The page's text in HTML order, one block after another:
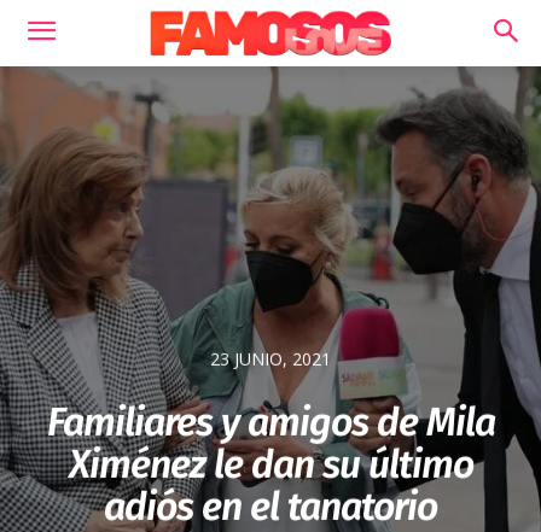
23 JUNIO, 2021
Familiares y amigos de Mila
Ximénez le dan su último
adiós en el tanatorio